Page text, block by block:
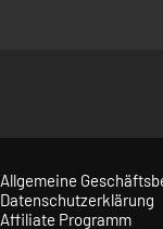
Allgemeine
Datenschutzerklärung
Affiliate Programm